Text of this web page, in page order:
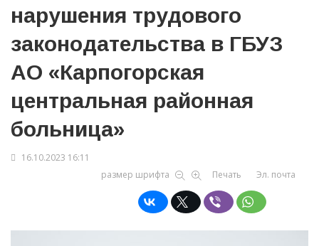
нарушения трудового
законодательства в ГБУЗ
АО «Карпогорская
центральная районная
больница»
16.10.2023 16:11
размер шрифта
Печать Эл. почта